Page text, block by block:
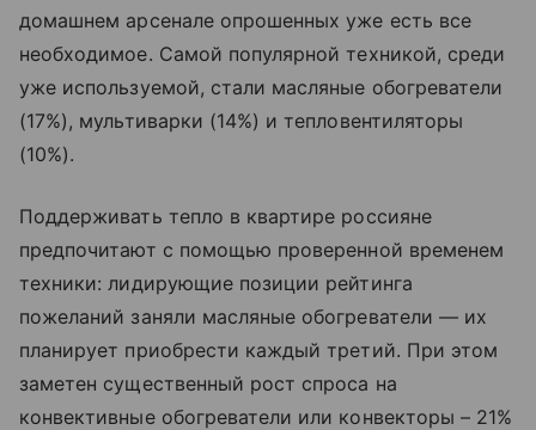
домашнем арсенале опрошенных уже есть все
необходимое. Самой популярной техникой, среди
уже используемой, стали масляные обогреватели
(17%), мультиварки (14%) и тепловентиляторы
(10%).
Поддерживать тепло в квартире россияне
предпочитают с помощью проверенной временем
техники: лидирующие позиции рейтинга
пожеланий заняли масляные обогреватели — их
планирует приобрести каждый третий. При этом
заметен существенный рост спроса на
конвективные обогреватели или конвекторы – 21%